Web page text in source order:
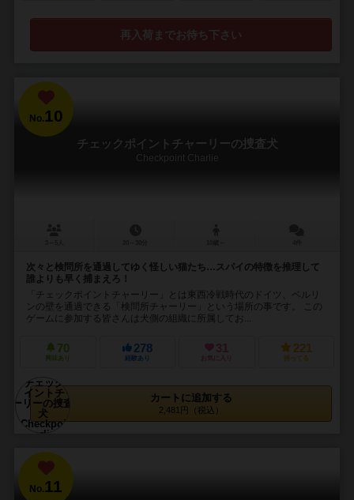
再入荷までお待ち下さい
No. 10
チェックポイントチャーリーの捜査犬
Checkpoint Charlie
次々と検問所を通過してゆく怪しい猫たち…スパイの特徴を推理して
誰よりも早く捕まえろ！
「チェックポイントチャーリー」とは東西冷戦時代のドイツ、ベルリ
ンの壁を通過できる「検問所チャーリー」という場所の事です。 この
ゲームに参加する皆さんは犬側の組織に所属してお...
70
興味あり
278
経験あり
31
お気に入り
221
持ってる
カートに追加する
2,481円（税込）
No.11